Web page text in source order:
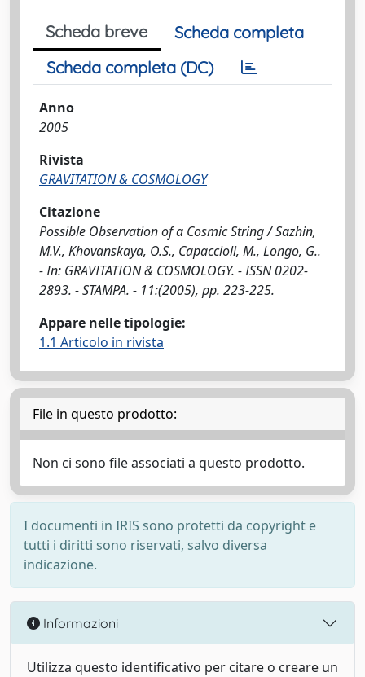
Scheda breve
Scheda completa
Scheda completa (DC)
Anno
2005
Rivista
GRAVITATION & COSMOLOGY
Citazione
Possible Observation of a Cosmic String / Sazhin,
M.V., Khovanskaya, O.S., Capaccioli, M., Longo, G..
- In: GRAVITATION & COSMOLOGY. - ISSN 0202-
2893. - STAMPA. - 11:(2005), pp. 223-225.
Appare nelle tipologie:
1.1 Articolo in rivista
File in questo prodotto:
Non ci sono file associati a questo prodotto.
I documenti in IRIS sono protetti da copyright e
tutti i diritti sono riservati, salvo diversa
indicazione.
Informazioni
Utilizza questo identificativo per citare o creare un